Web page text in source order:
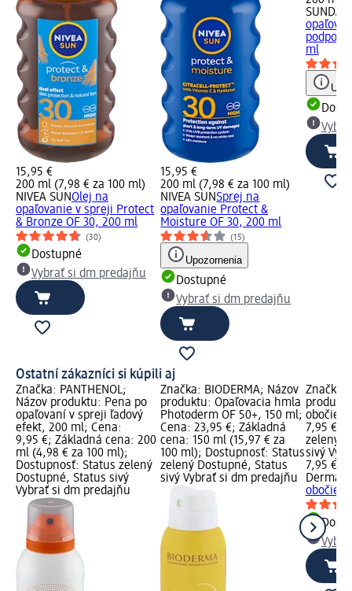
15,95 €
200 ml (7,98 € za 100 ml)
NIVEA SUNOlej na
opaľovanie v spreji Protect
& Bronze OF 30, 200 ml
(30)
Dostupné
Vybrať si dm predajňu
15,95 €
200 ml (7,98 € za 100 ml)
NIVEA SUNSprej na
opaľovanie Protect &
Moisture OF 30, 200 ml
(15)
Upozornenia
Dostupné
Vybrať si dm predajňu
ml
Ostatní zákazníci si kúpili aj
Značka: PANTHENOL;
Názov produktu: Pena po
opaľovaní v spreji ľadový
efekt, 200 ml; Cena:
9,95 €; Základná cena: 200
ml (4,98 € za 100 ml);
Dostupnosť: Status zelený
Dostupné, Status sivý
Vybrať si dm predajňu
Značka: BIODERMA; Názov
produktu: Opaľovacia hmla
Photoderm OF 50+, 150 ml;
Cena: 23,95 €; Základná
cena: 150 ml (15,97 € za
100 ml); Dostupnosť: Status
zelený Dostupné, Status
sivý Vybrať si dm predajňu
Značka:
obočie
7,95 €;
zelený
sivý
7,95 €
obočie